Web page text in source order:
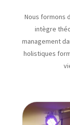
Nous formons
intègre
management
holistiques